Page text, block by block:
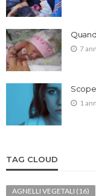
7
1
TAG CLOUD
AGNELLI VEGETALI (16)